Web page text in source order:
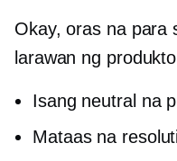
Okay, oras na para
larawan ng
Isang neutral na
Mataas na